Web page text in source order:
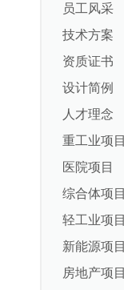
员工风采
技术方案
资质证书
设计简例
人才理念
重工业项目
医院项目
综合体项目
轻工业项目
新能源项目
房地产项目